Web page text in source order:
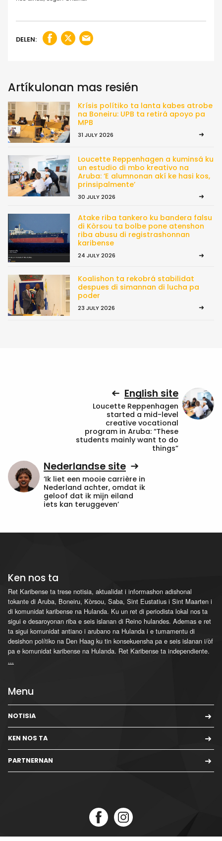
DELEN:
Artíkulonan mas resién
Krísis polítiko ta lanta kabes atrobe
na Boneiru: UPB ta retirá apoyo pa
MPB
31 JULY 2026
Loucette Reppenhagen a kuminsá ku
un estudio di mbo kreativo na
Aruba: ‘E alumnonan akí ke hasi kos,
prinsipalmente’
30 JULY 2026
Atake riba tankero ku bandera falsu
di Kòrsou ta bolbe pone atenshon
riba abusu di registrashonnan
karibense
24 JULY 2026
Koalishon ta rekobrá stabilidat
despues di simannan di lucha pa
poder
23 JULY 2026
English site
Loucette Reppenhagen
started a mid-level
creative vocational
program in Aruba: “These
students mainly want to do
things”
Nederlandse site
‘Ik liet een mooie carrière in
Nederland achter, omdat ik
geloof dat ik mijn eiland
iets kan teruggeven’
Ken nos ta
Ret Karibense ta trese notisia, aktualidat i informashon adishonal
tokante di Aruba, Boneiru, Kòrsou, Saba, Sint Eustatius i Sint Maarten i
di komunidat karibense na Hulanda. Ku un ret di periodista lokal nos ta
sigui e desaroyonan riba e seis islanan di Reino hulandes. Ademas e ret
ta sigui komunidat antiano i arubano na Hulanda i e tumamentu di
desishon polítiko na Den Haag ku tin konsekuensha pa e seis islanan i/òf
pa e komunidat karibense na Hulanda. Ret Karibense ta independiente.
...
Menu
NOTISIA
KEN NOS TA
PARTNERNAN